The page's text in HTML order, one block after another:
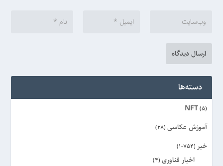
دسته‌ها
NFT(5)
آموزش عکاسی (28)
خبر (10754)
اخبار فناوری (4)